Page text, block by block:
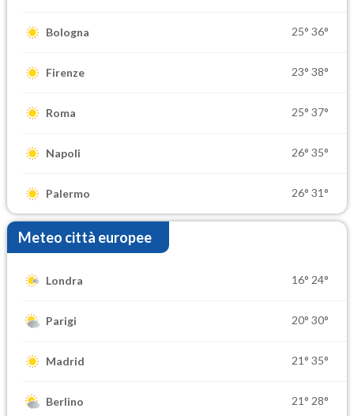
Bologna 25° 36°
Firenze 23° 38°
Roma 25° 37°
Napoli 26° 35°
Palermo 26° 31°
Meteo città europee
Londra 16° 24°
Parigi 20° 30°
Madrid 21° 35°
Berlino 21° 28°